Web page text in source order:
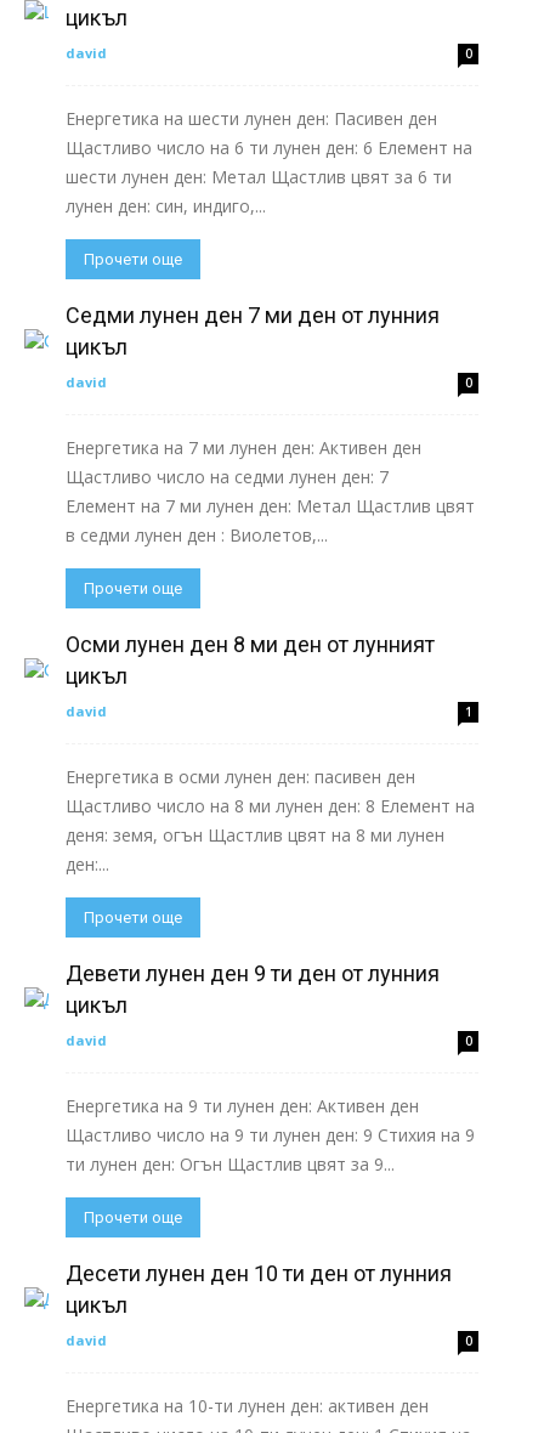
цикъл
david 0
Енергетика на шести лунен ден: Пасивен ден
Щастливо число на 6 ти лунен ден: 6 Елемент на
шести лунен ден: Метал Щастлив цвят за 6 ти
лунен ден: син, индиго,...
Прочети още
Седми лунен ден 7 ми ден от лунния
цикъл
david 0
Енергетика на 7 ми лунен ден: Активен ден
Щастливо число на седми лунен ден: 7
Елемент на 7 ми лунен ден: Метал Щастлив цвят
в седми лунен ден : Виолетов,...
Прочети още
Осми лунен ден 8 ми ден от лунният
цикъл
david 1
Енергетика в осми лунен ден: пасивен ден
Щастливо число на 8 ми лунен ден: 8 Елемент на
деня: земя, огън Щастлив цвят на 8 ми лунен
ден:...
Прочети още
Девети лунен ден 9 ти ден от лунния
цикъл
david 0
Енергетика на 9 ти лунен ден: Активен ден
Щастливо число на 9 ти лунен ден: 9 Стихия на 9
ти лунен ден: Огън Щастлив цвят за 9...
Прочети още
Десети лунен ден 10 ти ден от лунния
цикъл
david 0
Енергетика на 10-ти лунен ден: aктивен ден